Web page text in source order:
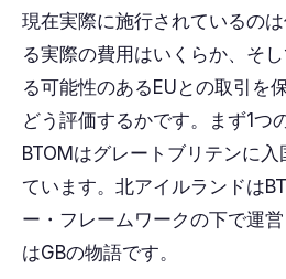
現在実際に施行されているの
る実際の費用はいくらか、そ
る可能性のあるEUとの取引を
どう評価するかです。まず1つ
BTOMはグレートブリテンに
ています。北アイルランドは
ー・フレームワークの下で運
はGBの物語です。